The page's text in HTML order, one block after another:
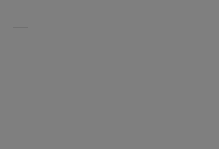
французский дом с 1270 года,